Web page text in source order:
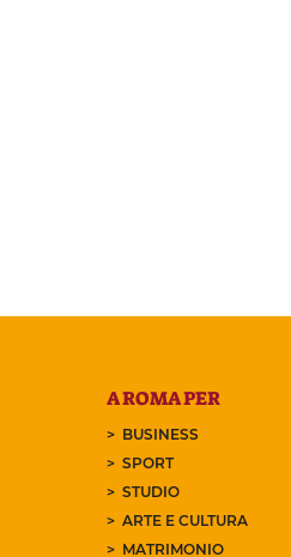
A ROMA PER
BUSINESS
SPORT
STUDIO
ARTE E CULTURA
MATRIMONIO